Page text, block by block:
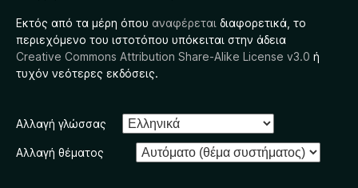
Εκτός από τα μέρη όπου αναφέρεται διαφορετικά, το
περιεχόμενο του ιστοτόπου υπόκειται στην άδεια
Creative Commons Attribution Share-Alike License v3.0 ή
τυχόν νεότερες εκδόσεις.
Αλλαγή γλώσσας
Αλλαγή θέματος